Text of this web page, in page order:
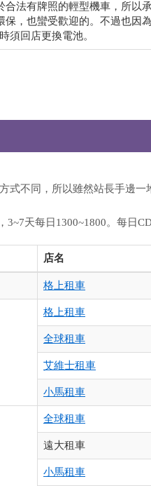
合法有牌照的輕型機車，所以
保，也蠻受歡迎的。不過也因
須回店更換電池。
式不同，所以雖然站長手邊
3~7天每日1300~1800。每日
店名
格上租車
格上租車
全球租車
艾維士租車
小馬租車
全球租車
遠大租車
小馬租車